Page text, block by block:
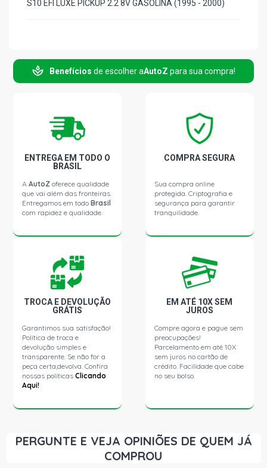
S10 EFI LUXE PICKUP 2.2 8V GASOLINA (1995 - 2000)
Benefícios de escolher aAutoZ para sua compra!
ENTREGA EM TODO O
BRASIL
AAutoZ oferece qualidade
que vai além das fronteiras.
Entregamos em todoBrasil
com rapidez e qualidade.
COMPRA SEGURA
Sua compra online
protegida. Criptografia e
segurança para garantir
tranquilidade.
TROCA E DEVOLUÇÃO
GRÁTIS
Garantimos sua satisfação!
Política de troca e
devolução simples e
transparente. Se não for a
peça certa,devolva. Confira
nossas políticasClicando
Aqui!
EM ATÉ 10X SEM
JUROS
Compre agora e pague sem
preocupações!
Parcelamento em até 10X
sem juros no cartão de
crédito. Facilidade que cabe
no seu bolso.
PERGUNTE E VEJA OPINIÕES DE QUEM JÁ
COMPROU